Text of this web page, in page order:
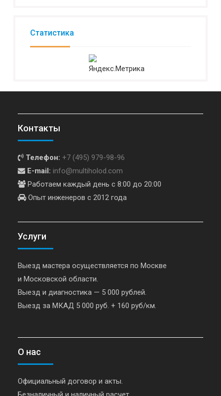
Статистика
Контакты
Телефон: +7 (495) 979-98-96
E-mail: info@multiholod.com
Работаем каждый день с 8:00 до 20:00
Опыт инженеров с 2012 года
Услуги
Выезд мастера осуществляется по Москве
и Московской области.
Выезд и диагностика — 5 000 рублей.
Выезд за МКАД 5 000 руб. + 160 руб/км.
О нас
Официальный договор и акты.